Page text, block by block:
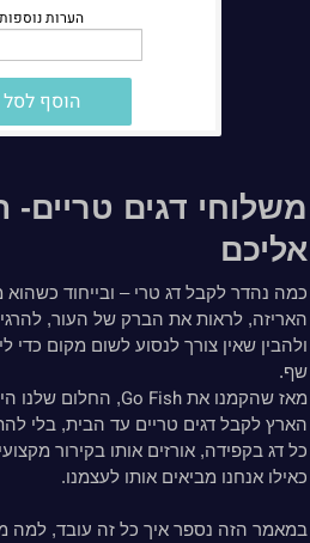
הערות נוספות:
הוסף לסל
משלוחי דגים טריים-
אליכם
כמה נהדר לקבל דג טרי – ובייחוד
האריזה, לראות את הברק של העור,
ולהבין שאין צורך לנסוע לשום מקום
שף.
מאז שהקמנו את Go Fish, החלום שלנו
הארץ לקבל דגים טריים עד הבית, בלי
כל דג בקפידה, אורזים אותו בקירור
כאילו אנחנו מביאים אותו לעצמנו.
במאמר הזה נספר איך כל זה עובד, למה